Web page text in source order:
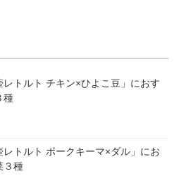
レトルト チキン×ひよこ豆」におす
種
レトルト ポークキーマ×ダル」にお
３種